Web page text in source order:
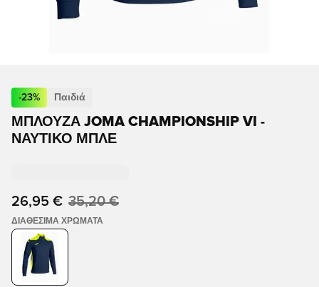
-23% Παιδιά
ΜΠΛΟΎΖΑ JOMA CHAMPIONSHIP VI -
ΝΑΥΤΙΚΌ ΜΠΛΕ
26,95 € 35,20 €
ΔΙΑΘΈΣΙΜΑ ΧΡΏΜΑΤΑ